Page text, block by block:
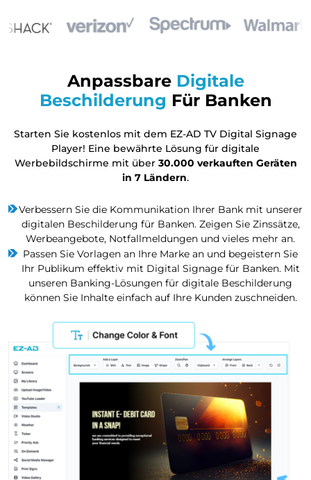
Anpassbare Digitale
Beschilderung Für Banken
Starten Sie kostenlos mit dem EZ-AD TV Digital Signage
Player! Eine bewährte Lösung für digitale
Werbebildschirme mit über 30.000 verkauften Geräten
in 7 Ländern.
Verbessern Sie die Kommunikation Ihrer Bank mit unserer
digitalen Beschilderung für Banken. Zeigen Sie Zinssätze,
Werbeangebote, Notfallmeldungen und vieles mehr an.
Passen Sie Vorlagen an Ihre Marke an und begeistern Sie
Ihr Publikum effektiv mit Digital Signage für Banken. Mit
unseren Banking-Lösungen für digitale Beschilderung
können Sie Inhalte einfach auf Ihre Kunden zuschneiden.